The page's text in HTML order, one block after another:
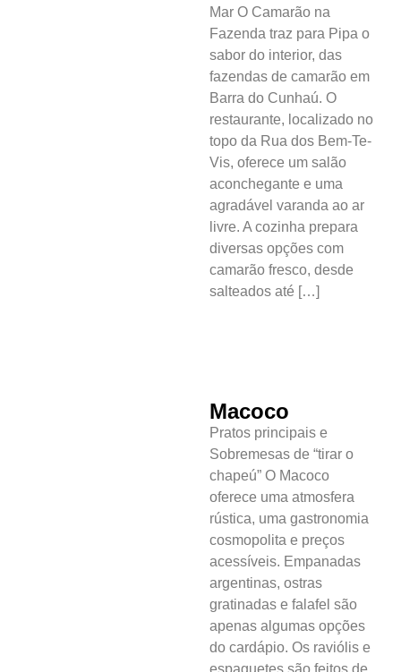
Mar O Camarão na
Fazenda traz para Pipa o
sabor do interior, das
fazendas de camarão em
Barra do Cunhaú. O
restaurante, localizado no
topo da Rua dos Bem-Te-
Vis, oferece um salão
aconchegante e uma
agradável varanda ao ar
livre. A cozinha prepara
diversas opções com
camarão fresco, desde
salteados até […]
Macoco
Pratos principais e
Sobremesas de “tirar o
chapeú” O Macoco
oferece uma atmosfera
rústica, uma gastronomia
cosmopolita e preços
acessíveis. Empanadas
argentinas, ostras
gratinadas e falafel são
apenas algumas opções
do cardápio. Os raviólis e
espaguetes são feitos de